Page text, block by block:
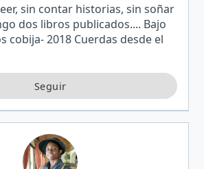
sin contar historias, sin soñar
dos libros publicados.... Bajo
cobija- 2018 Cuerdas desde el